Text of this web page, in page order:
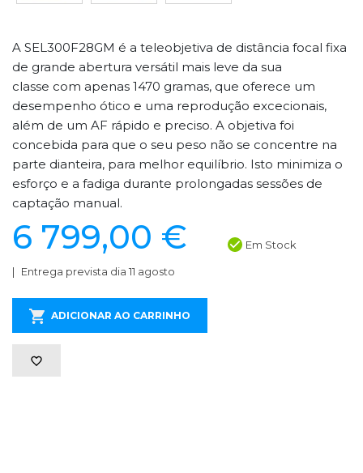
A SEL300F28GM é a teleobjetiva de distância focal fixa
de grande abertura versátil mais leve da sua
classe com apenas 1470 gramas, que oferece um
desempenho ótico e uma reprodução excecionais,
além de um AF rápido e preciso. A objetiva foi
concebida para que o seu peso não se concentre na
parte dianteira, para melhor equilíbrio. Isto minimiza o
esforço e a fadiga durante prolongadas sessões de
captação manual.
6 799,00 € Em Stock
Entrega prevista dia 11 agosto
ADICIONAR AO CARRINHO